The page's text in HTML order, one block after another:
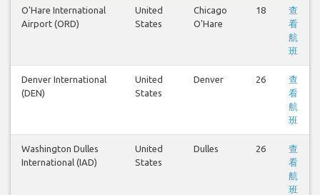
O'Hare International
Airport (ORD)
United
States
Chicago
O'Hare
18
查
看
航
班
Denver International
(DEN)
United
States
Denver 26
查
看
航
班
Washington Dulles
International (IAD)
United
States
Dulles 26
查
看
航
班